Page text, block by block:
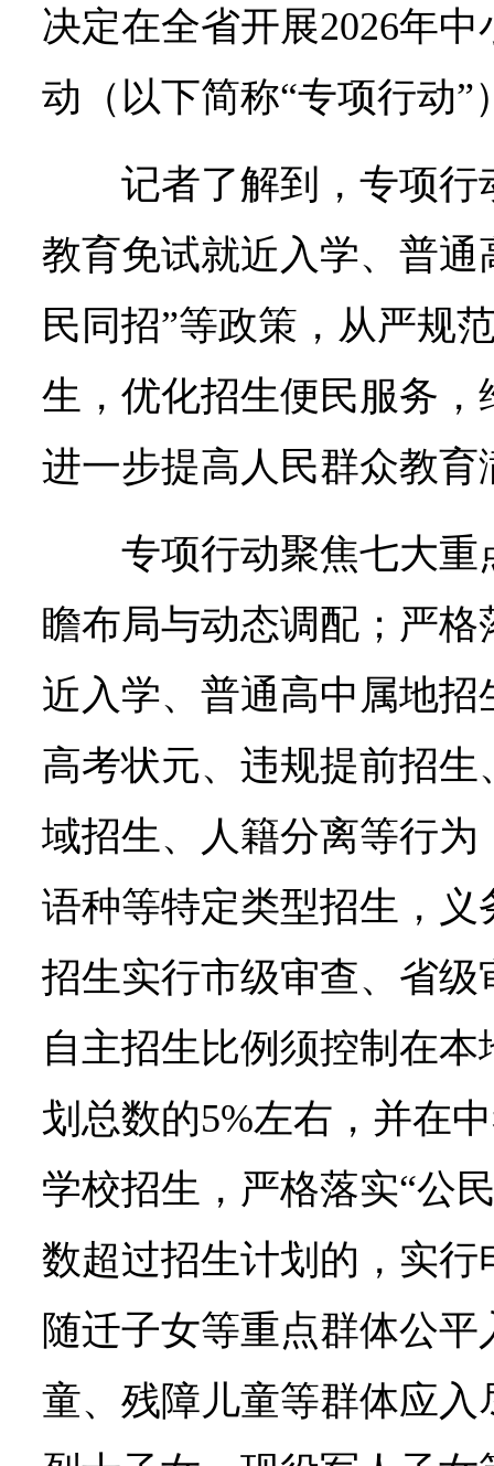
决定在全省开展2026年
动（以下简称“专项行动”
记者了解到，专项
教育免试就近入学、普通
民同招”等政策，从严规
生，优化招生便民服务
进一步提高人民群众教育
专项行动聚焦七大
瞻布局与动态调配；严
近入学、普通高中属地
高考状元、违规提前招
域招生、人籍分离等行
语种等特定类型招生，
招生实行市级审查、省
自主招生比例须控制在
划总数的5%左右，并在
学校招生，严格落实“公
数超过招生计划的，实
随迁子女等重点群体公
童、残障儿童等群体应